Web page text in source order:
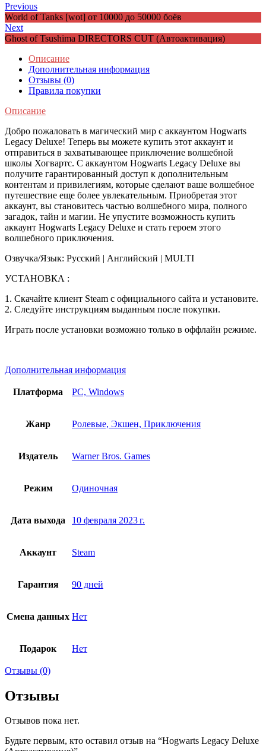
Previous
World of Tanks [wot] от 10000 до 50000 боёв
Next
Ghost of Tsushima DIRECTORS CUT (Автоактивация)
Описание
Дополнительная информация
Отзывы (0)
Правила покупки
Описание
Добро пожаловать в магический мир с аккаунтом Hogwarts
Legacy Deluxe! Теперь вы можете купить этот аккаунт и
отправиться в захватывающее приключение волшебной
школы Хогвартс. С аккаунтом Hogwarts Legacy Deluxe вы
получите гарантированный доступ к дополнительным
контентам и привилегиям, которые сделают ваше волшебное
путешествие еще более увлекательным. Приобретая этот
аккаунт, вы становитесь частью волшебного мира, полного
загадок, тайн и магии. Не упустите возможность купить
аккаунт Hogwarts Legacy Deluxe и стать героем этого
волшебного приключения.
Озвучка/Язык: Русский | Английский | MULTI
УСТАНОВКА :
1. Скачайте клиент Steam с официального сайта и установите.
2. Следуйте инструкциям выданным после покупки.
Играть после установки возможно только в оффлайн режиме.
Дополнительная информация
Платформа PC, Windows
Жанр Ролевые, Экшен, Приключения
Издатель Warner Bros. Games
Режим Одиночная
Дата выхода 10 февраля 2023 г.
Аккаунт Steam
Гарантия 90 дней
Смена данных Нет
Подарок Нет
Отзывы (0)
Отзывы
Отзывов пока нет.
Будьте первым, кто оставил отзыв на “Hogwarts Legacy Deluxe